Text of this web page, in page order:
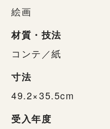
絵画
材質・技法
コンテ／紙
寸法
49.2×35.5cm
受入年度